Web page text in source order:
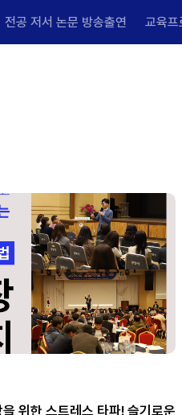
전공 저서 논문 방송출연 교육프
위한 스트레스 타파! 슬기로운